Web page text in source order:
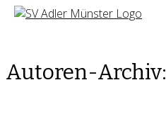
Zum
Autoren-Archiv: